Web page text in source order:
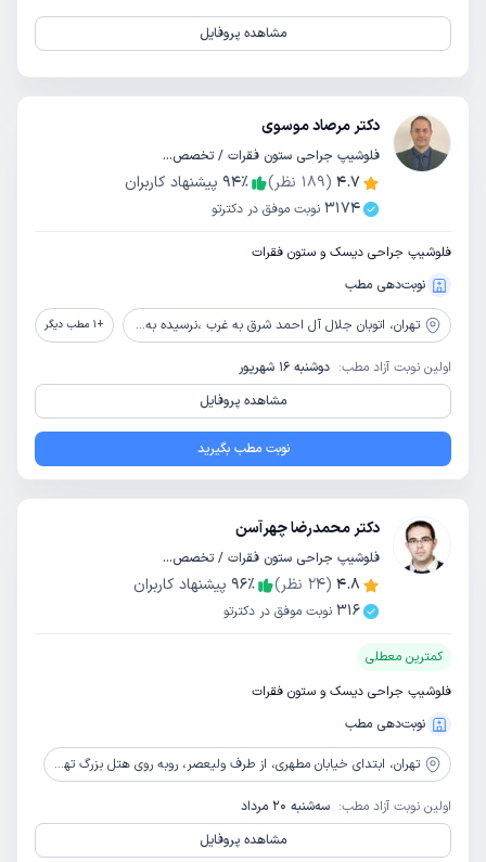
مشاهده پروفایل
دکتر مرصاد موسوی
فلوشیپ جراحی ستون فقرات / تخصص ارتوپدی
4.7
(
189 نظر) 94٪
پیشنهاد کاربران
3174 نوبت موفق در دکترتو
فلوشیپ جراحی دیسک و ستون فقرات
نوبت‌دهی مطب
تهران، اتوبان جلال آل احمد شرق به غرب ،نرسیده به اتوبان چمران ، خیابان حبیب الله زنجانی ، پلاک 4 ، ساختمان پزشکان چمران ، طبقه اول ، واحد 11 +
1 مطب دیگر
اولین نوبت آزاد مطب: دوشنبه 16 شهریور
مشاهده پروفایل
نوبت مطب بگیرید
دکتر محمدرضا چهرآسن
فلوشیپ جراحی ستون فقرات / تخصص ارتوپدی
4.8
(
24 نظر) 96٪
پیشنهاد کاربران
316 نوبت موفق در دکترتو
کمترین معطلی
فلوشیپ جراحی دیسک و ستون فقرات
نوبت‌دهی مطب
تهران، ابتدای خیابان مطهری، از طرف ولیعصر، روبه روی هتل بزرگ تهران، پلاک 482
اولین نوبت آزاد مطب: سه‌شنبه 20 مرداد
مشاهده پروفایل